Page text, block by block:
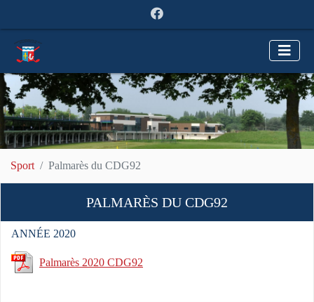
Sport Palmarès du CDG92
PALMARÈS DU CDG92
ANNÉE 2020
Palmarès 2020 CDG92